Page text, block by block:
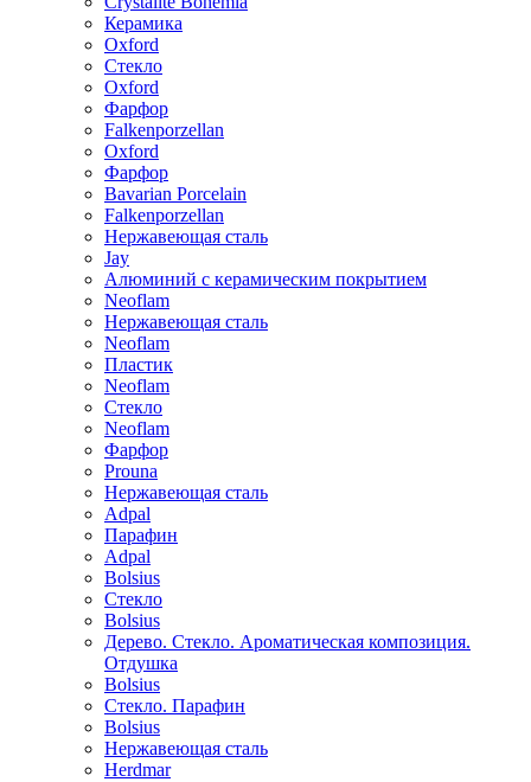
Керамика
Oxford
Стекло
Oxford
Фарфор
Falkenporzellan
Oxford
Фарфор
Bavarian Porcelain
Falkenporzellan
Нержавеющая сталь
Jay
Алюминий с керамическим покрытием
Neoflam
Нержавеющая сталь
Neoflam
Пластик
Neoflam
Стекло
Neoflam
Фарфор
Prouna
Нержавеющая сталь
Adpal
Парафин
Adpal
Bolsius
Стекло
Bolsius
Дерево. Стекло. Ароматическая композиция.
Отдушка
Bolsius
Стекло. Парафин
Bolsius
Нержавеющая сталь
Herdmar